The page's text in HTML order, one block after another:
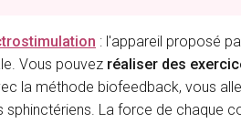
: l'appareil proposé
Vous pouvez réaliser des
la méthode biofeedback, vous
sphinctériens. La force de chaque